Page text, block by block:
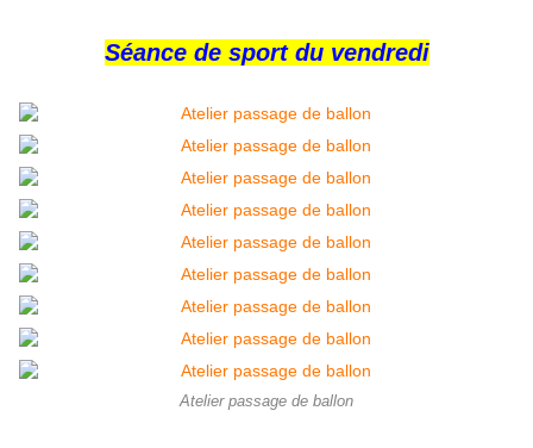
Séance de sport du vendredi
Atelier passage de ballon